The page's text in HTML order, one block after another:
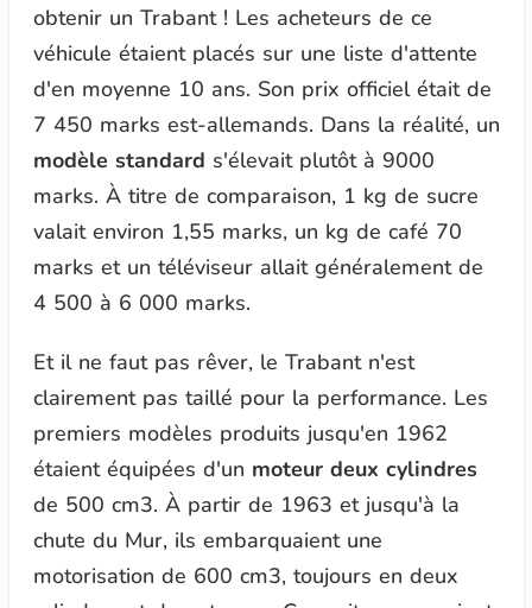
obtenir un Trabant ! Les acheteurs de ce
véhicule étaient placés sur une liste d'attente
d'en moyenne 10 ans. Son prix officiel était de
7 450 marks est-allemands. Dans la réalité, un
modèle standard s'élevait plutôt à 9000
marks. À titre de comparaison, 1 kg de sucre
valait environ 1,55 marks, un kg de café 70
marks et un téléviseur allait généralement de
4 500 à 6 000 marks.
Et il ne faut pas rêver, le Trabant n'est
clairement pas taillé pour la performance. Les
premiers modèles produits jusqu'en 1962
étaient équipées d'un moteur deux cylindres
de 500 cm3. À partir de 1963 et jusqu'à la
chute du Mur, ils embarquaient une
motorisation de 600 cm3, toujours en deux